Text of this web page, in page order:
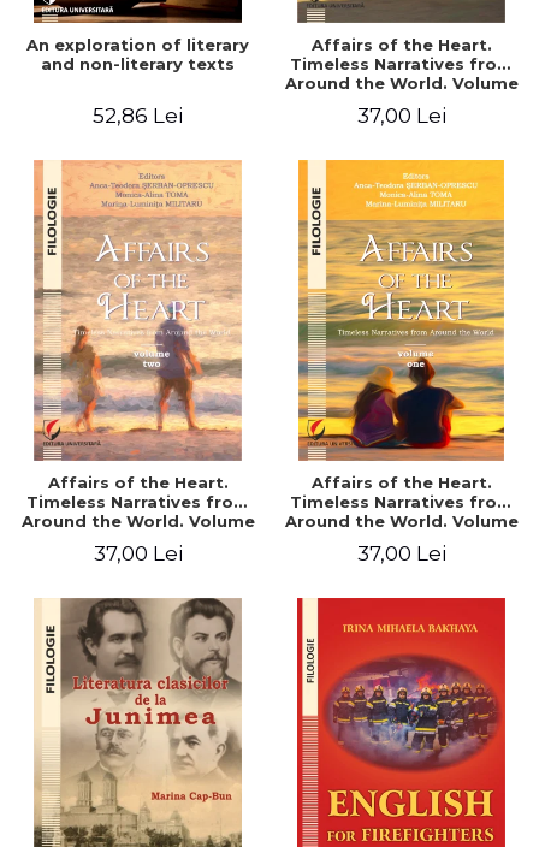
An exploration of literary
and non-literary texts
52,86 Lei
Affairs of the Heart.
Timeless Narratives from
Around the World. Volume
37,00 Lei
Affairs of the Heart.
Timeless Narratives from
Around the World. Volume
37,00 Lei
Affairs of the Heart.
Timeless Narratives from
Around the World. Volume
37,00 Lei